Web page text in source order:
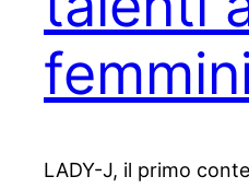
LADY-J, il primo